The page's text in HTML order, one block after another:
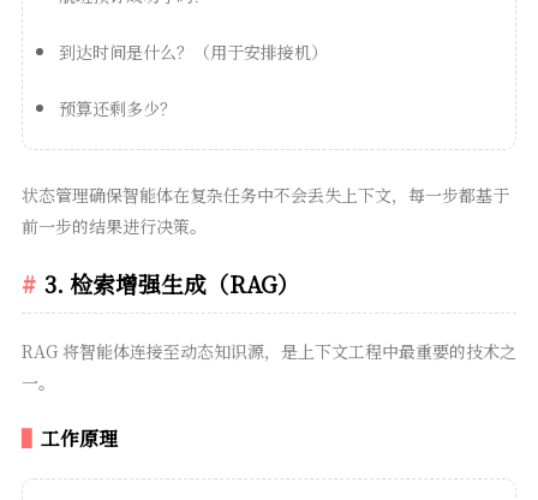
到达时间是什么？（用于安排接机）
预算还剩多少？
状态管理确保智能体在复杂任务中不会丢失上下文，每一步都基于
前一步的结果进行决策。
3. 检索增强生成（RAG）
RAG 将智能体连接至动态知识源，是上下文工程中最重要的技术之
一。
工作原理